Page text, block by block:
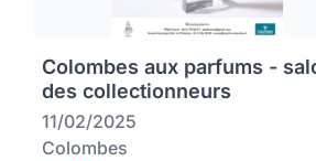
Colombes aux parfums -
des collectionneurs
11/02/2025
Colombes